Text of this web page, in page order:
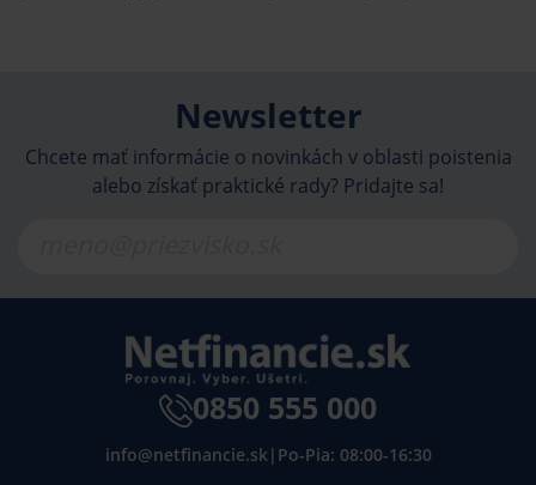
Newsletter
Chcete mať informácie o novinkách v oblasti poistenia
alebo získať praktické rady? Pridajte sa!
0850 555 000
info@netfinancie.sk| Po-Pia: 08:00-16:30